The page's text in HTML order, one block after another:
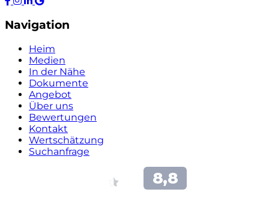
Navigation
Heim
Medien
In der Nähe
Dokumente
Angebot
Über uns
Bewertungen
Kontakt
Wertschätzung
Suchanfrage